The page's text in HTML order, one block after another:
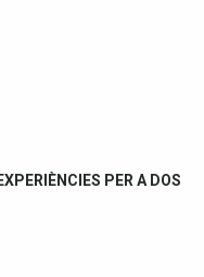
EXPERIÈNCIES PER A DOS
Boulou
95